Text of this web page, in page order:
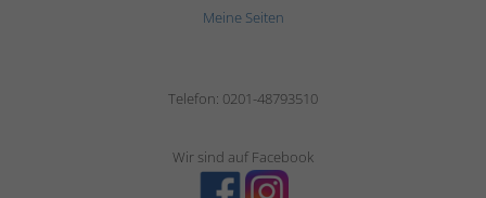
Meine Seiten
Telefon: 0201-48793510
Wir sind auf Facebook